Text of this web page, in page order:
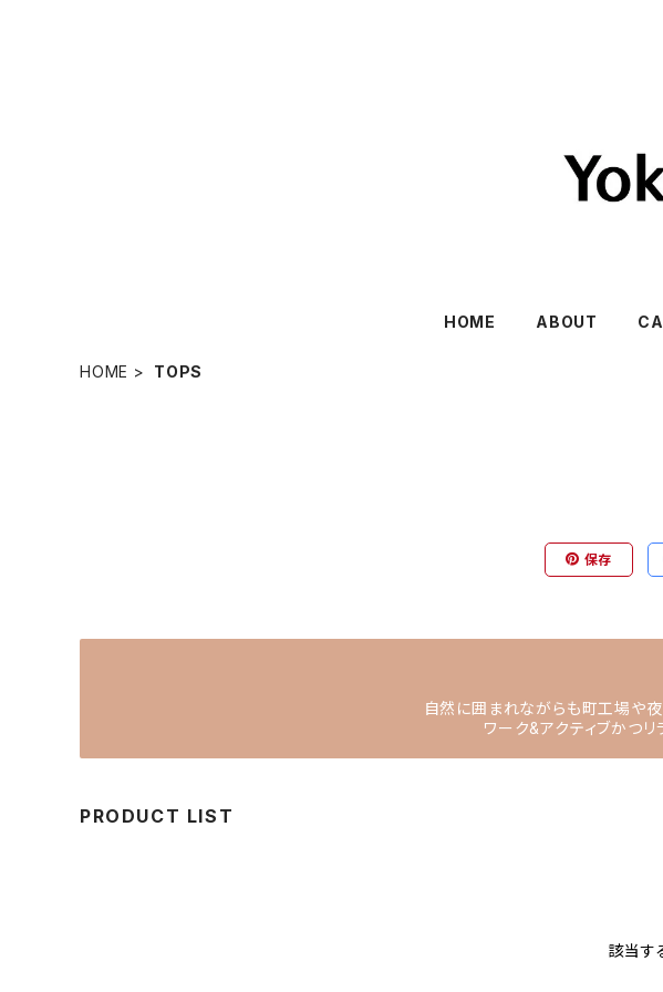
HOME ABOUT
HOME TOPS
保存
自然に囲まれながらも町工場や
ワーク&アクティブかつ
PRODUCT LIST
該当す